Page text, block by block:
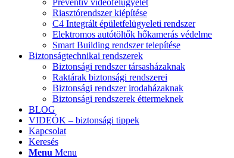
Preventív videófelügyelet
Riasztórendszer kiépítése
C4 Integrált épületfelügyeleti rendszer
Elektromos autótöltők hőkamerás védelme
Smart Building rendszer telepítése
Biztonságtechnikai rendszerek
Biztonsági rendszer társasházaknak
Raktárak biztonsági rendszerei
Biztonsági rendszer irodaházaknak
Biztonsági rendszerek éttermeknek
BLOG
VIDEÓK – biztonsági tippek
Kapcsolat
Keresés
Menu Menu